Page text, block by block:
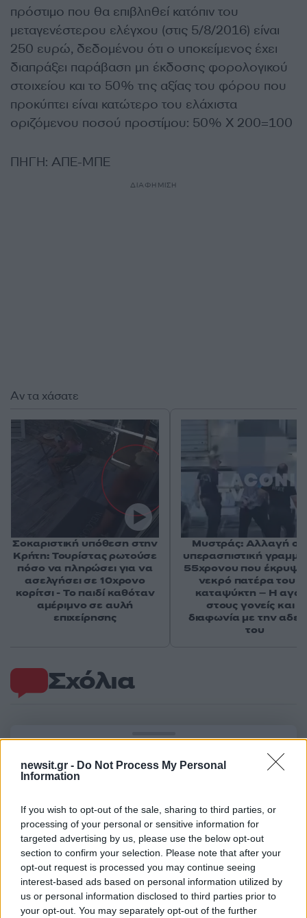
newsit.gr - Do Not Process My Personal
Information
If you wish to opt-out of the sale, sharing to third parties, or
processing of your personal or sensitive information for
targeted advertising by us, please use the below opt-out
section to confirm your selection. Please note that after your
opt-out request is processed you may continue seeing
interest-based ads based on personal information utilized by
us or personal information disclosed to third parties prior to
your opt-out. You may separately opt-out of the further
πρόστιμο που θα επιβληθεί κατόπιν του
μεταγενέστερου ελέγχου (στις 5/8/2016) είναι
250 ευρώ, δεδομένου ότι ο υποκείμενος έχει
διαπράξει παράβαση μη έκδοσης φορολογικού
στοιχείου και το 50% της αξίας του φόρου που
προκύπτει είναι κατώτερο του ελάχιστα
οριζόμενου ποσού προστίμου: 50% Χ 200=100
ΠΗΓΗ: ΑΠΕ-ΜΠΕ
ΔΙΑΦΗΜΙΣΗ
Σχόλια
2000 /2000
Υποβολή σχολίου
Αν τα χάσατε
Σοκαριστική υπόθεση στην
Κρήτη: Τουρίστας ρωτούσε
πόσο να πληρώσει για να
ασελγήσει σε 10χρονο
κορίτσι - Το παιδί καθόταν
αμέριμνο σε αυλή
επιχείρησης
Μυστράς: Αλλαγή
υπερασπιστική
55χρονου που έκρυψε
νεκρό πατέρα του
καταψύκτη – Η
στους γονείς και η
διαφωνία με την
του